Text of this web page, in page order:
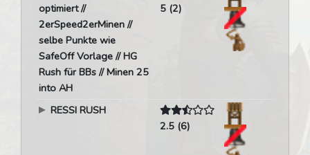
optimiert //
2erSpeed2erMinen //
selbe Punkte wie
SafeOff Vorlage // HG
Rush für BBs // Minen 25
into AH
5 (2)
RESSI RUSH
2.5 (6)